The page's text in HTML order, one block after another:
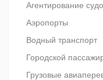
Агентирование
Аэропорты
Водный транспорт
Городской
Грузовые